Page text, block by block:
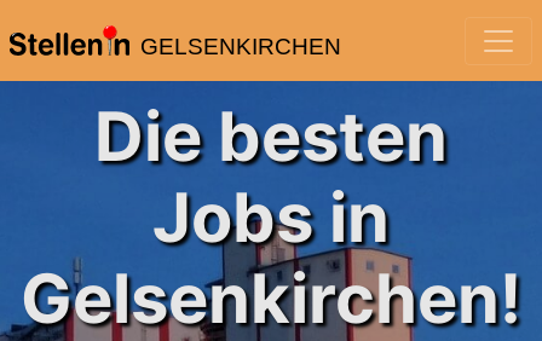
GELSENKIRCHEN
Die besten
Jobs in
Gelsenkirchen!